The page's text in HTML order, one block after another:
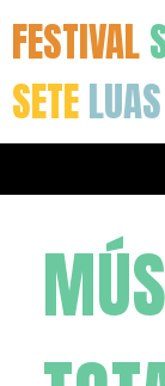
FESTIVAL
SETELUAS